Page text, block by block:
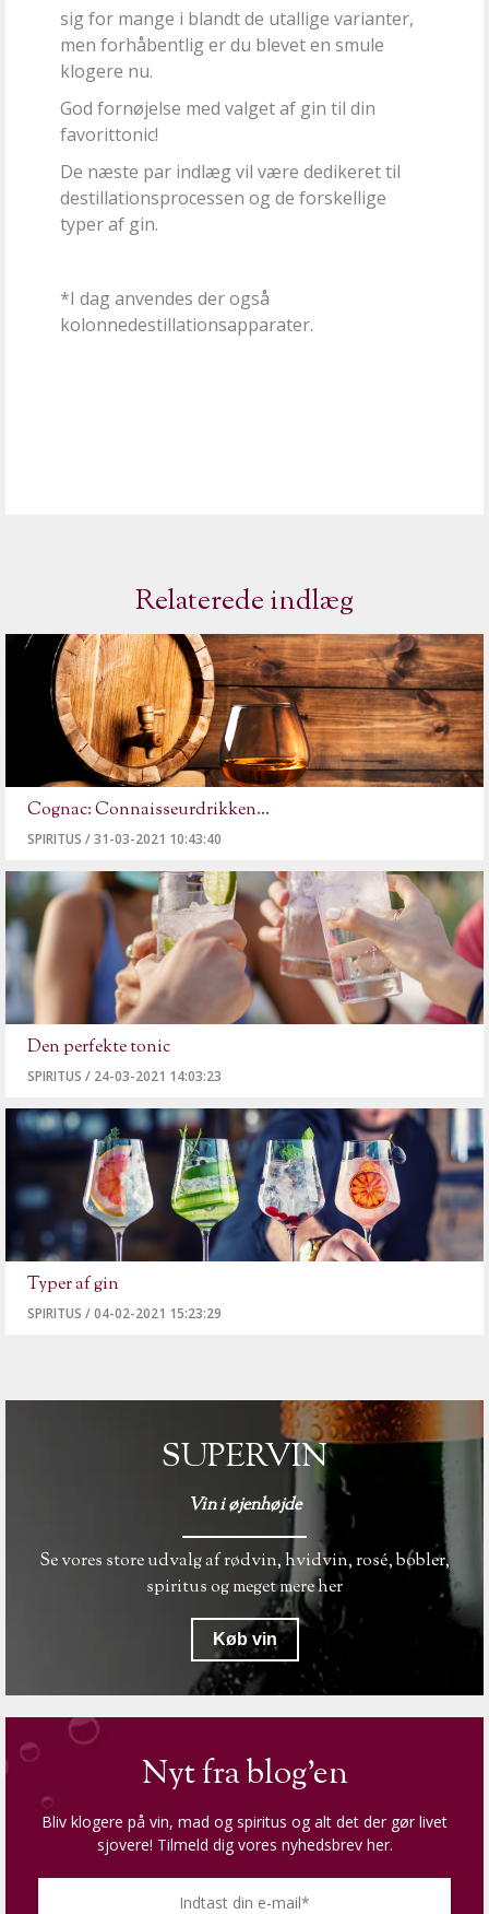
sig for mange i blandt de utallige varianter,
men forhåbentlig er du blevet en smule
klogere nu.
God fornøjelse med valget af gin til din
favorittonic!
De næste par indlæg vil være dedikeret til
destillationsprocessen og de forskellige
typer af gin.
*I dag anvendes der også
kolonnedestillationsapparater.
Relaterede indlæg
Cognac: Connaisseurdrikken...
SPIRITUS /31-03-2021 10:43:40
Den perfekte tonic
SPIRITUS / 24-03-2021 14:03:23
Typer af gin
SPIRITUS /04-02-2021 15:23:29
SUPERVIN
Vin i øjenhøjde
Se vores store udvalg af rødvin, hvidvin, rosé, bobler,
spiritus og meget mere her
Køb vin
Nyt fra blog'en
Bliv klogere på vin, mad og spiritus og alt det der gør livet
sjovere! Tilmeld dig vores nyhedsbrev her.